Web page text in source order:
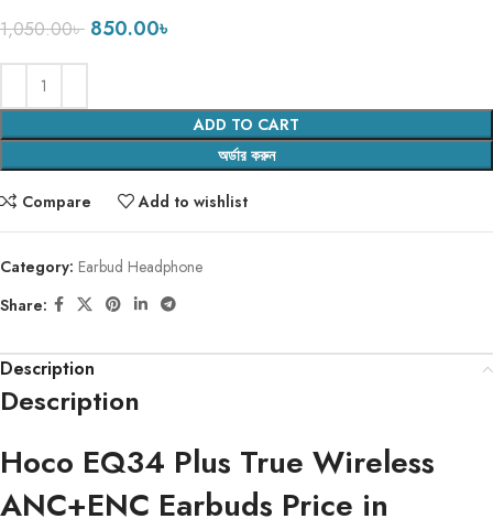
1,050.00৳ 850.00৳
ADD TO CART
অর্ডার করুন
Compare Add to wishlist
Category: Earbud Headphone
Share:
Description
Description
Hoco EQ34 Plus True Wireless
ANC+ENC Earbuds Price in